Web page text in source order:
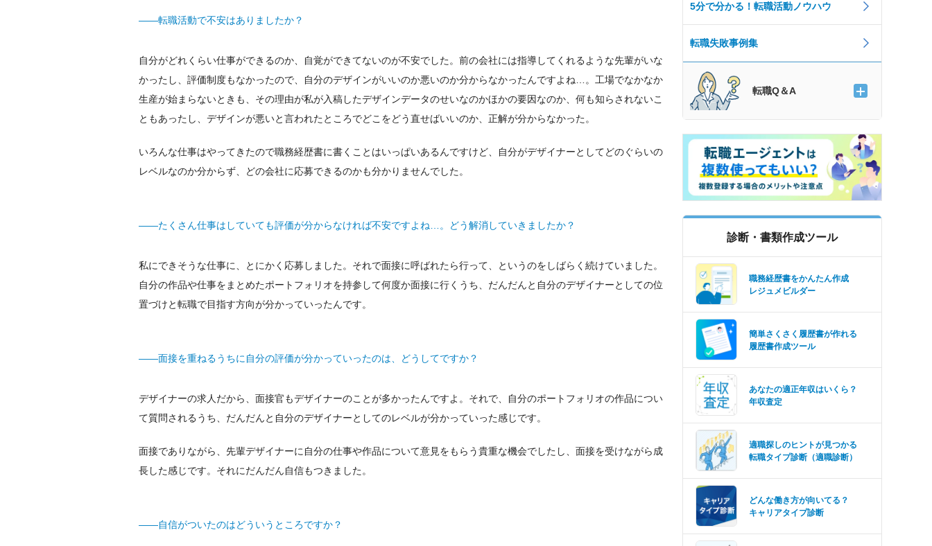
——転職活動で不安はありましたか？
自分がどれくらい仕事ができるのか、自覚ができてないのが不安でした。前の会社には指導してくれるような先輩がいな
かったし、評価制度もなかったので、自分のデザインがいいのか悪いのか分からなかったんですよね…。工場でなかなか
生産が始まらないときも、その理由が私が入稿したデザインデータのせいなのかほかの要因なのか、何も知らされないこ
ともあったし、デザインが悪いと言われたところでどこをどう直せばいいのか、正解が分からなかった。
いろんな仕事はやってきたので職務経歴書に書くことはいっぱいあるんですけど、自分がデザイナーとしてどのぐらいの
レベルなのか分からず、どの会社に応募できるのかも分かりませんでした。
——たくさん仕事はしていても評価が分からなければ不安ですよね…。どう解消していきましたか？
私にできそうな仕事に、とにかく応募しました。それで面接に呼ばれたら行って、というのをしばらく続けていました。
自分の作品や仕事をまとめたポートフォリオを持参して何度か面接に行くうち、だんだんと自分のデザイナーとしての位
置づけと転職で目指す方向が分かっていったんです。
——面接を重ねるうちに自分の評価が分かっていったのは、どうしてですか？
デザイナーの求人だから、面接官もデザイナーのことが多かったんですよ。それで、自分のポートフォリオの作品につい
て質問されるうち、だんだんと自分のデザイナーとしてのレベルが分かっていった感じです。
面接でありながら、先輩デザイナーに自分の仕事や作品について意見をもらう貴重な機会でしたし、面接を受けながら成
長した感じです。それにだんだん自信もつきました。
——自信がついたのはどういうところですか？
5分で分かる！転職活動ノウハウ
転職失敗事例集
転職Q＆A
診断・書類作成ツール
職務経歴書をかんたん作成
レジュメビルダー
簡単さくさく履歴書が作れる
履歴書作成ツール
あなたの適正年収はいくら？
年収査定
適職探しのヒントが見つかる
転職タイプ診断（適職診断）
どんな働き方が向いてる？
キャリアタイプ診断